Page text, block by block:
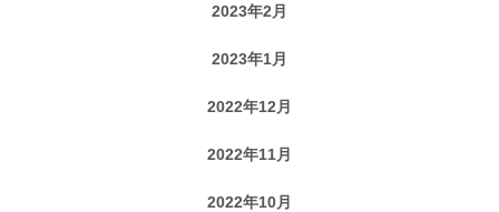
2023年2月
2023年1月
2022年12月
2022年11月
2022年10月